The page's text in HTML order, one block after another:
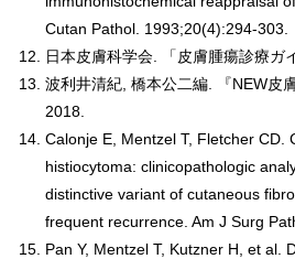
Cutan Pathol. 1993;20(4):294-303.
日本皮膚科学会. 「皮膚腫瘍診療ガ
波利井清紀, 橋本公二編. 『NEW皮
2018.
Calonje E, Mentzel T, Fletcher CD.
histiocytoma: clinicopathologic
distinctive variant of cutaneous
frequent recurrence. Am J Surg
Pan Y, Mentzel T, Kutzner H, et al.